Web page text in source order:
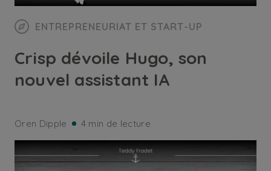
ENTREPRENEURIAT ET START-UP
Crisp dévoile Hugo, son
nouvel assistant IA
Oren Dipple 4 min de lecture